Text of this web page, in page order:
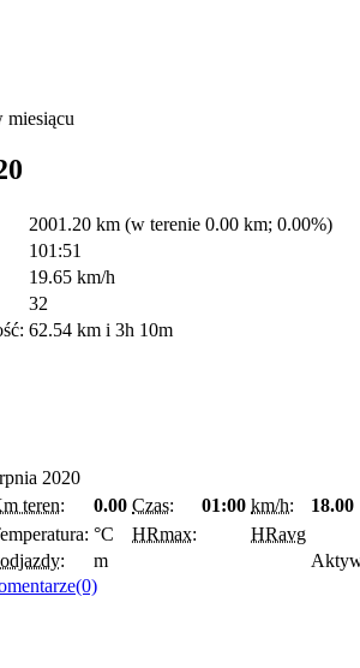
miesiącu
2001.20 km (w terenie 0.00 km; 0.00%)
101:51
19.65 km/h
32
62.54 km i 3h 10m
2020
teren: 0.00 Czas: 01:00 km/h:
18.00
°C HRmax:
HRavg
m